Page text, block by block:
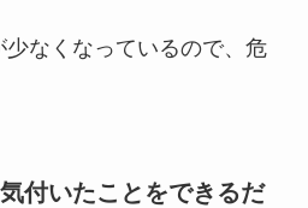
なくなっているので、危
付いたことをできるだ